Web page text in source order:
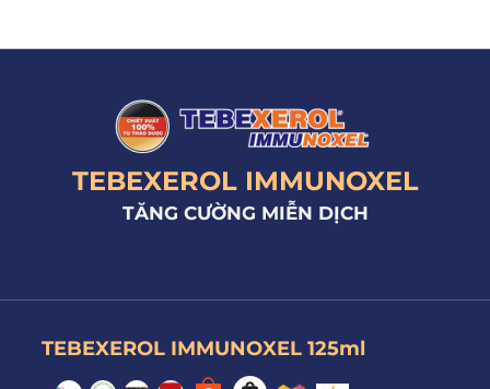
TEBEXEROL IMMUNOXEL
TĂNG CƯỜNG MIỄN DỊCH
TEBEXEROL IMMUNOXEL 125ml